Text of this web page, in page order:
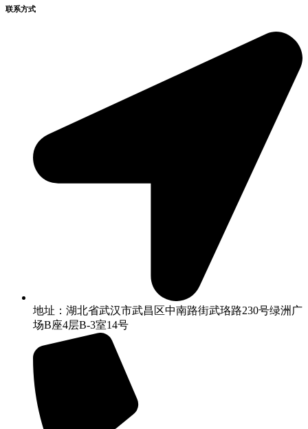
联系方式
地址：湖北省武汉市武昌区中南路街武珞路230号绿洲广
场B座4层B-3室14号